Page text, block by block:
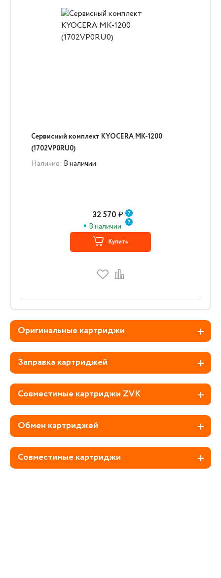
Сервисный комплект KYOCERA MK-1200
(1702VP0RU0)
Наличие: В наличии
32 570 ₽
В наличии
Купить
Оригинальные картриджи
Заправка картриджей
Совместимые картриджи ZVK
Обмен картриджей
Совместимые картриджи